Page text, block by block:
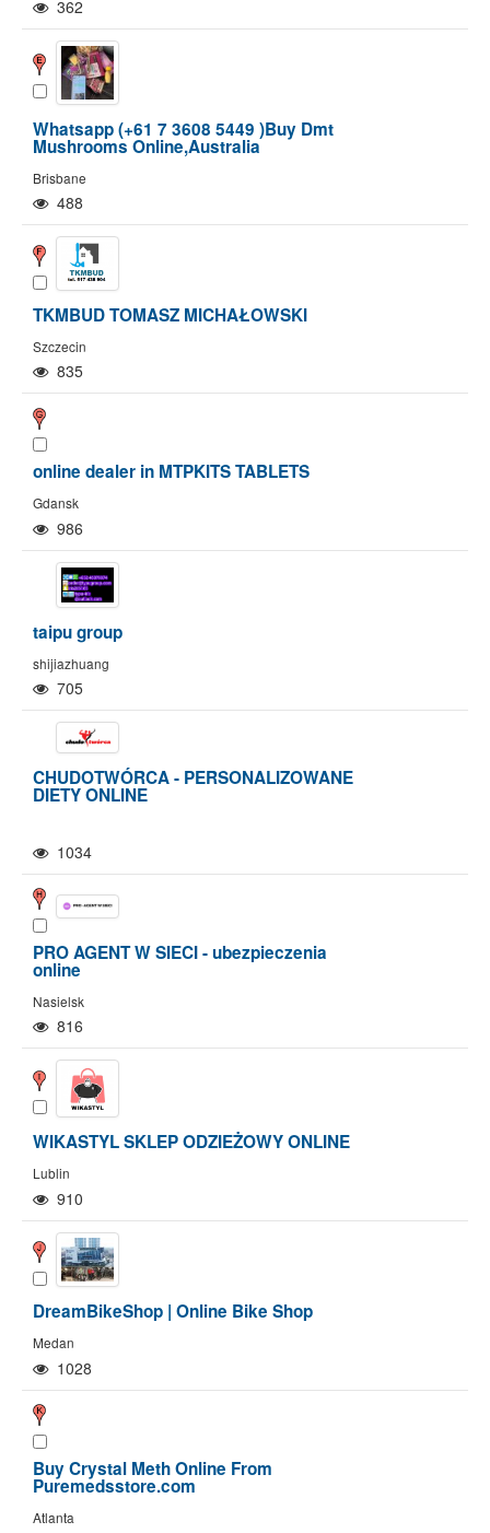
362
Whatsapp (+61 7 3608 5449 )Buy Dmt
Mushrooms Online,Australia
Brisbane
488
TKMBUD TOMASZ MICHAŁOWSKI
Szczecin
835
online dealer in MTPKITS TABLETS
Gdansk
986
taipu group
shijiazhuang
705
CHUDOTWÓRCA - PERSONALIZOWANE
DIETY ONLINE
1034
PRO AGENT W SIECI - ubezpieczenia
online
Nasielsk
816
WIKASTYL SKLEP ODZIEŻOWY ONLINE
Lublin
910
DreamBikeShop | Online Bike Shop
Medan
1028
Buy Crystal Meth Online From
Puremedsstore.com
Atlanta